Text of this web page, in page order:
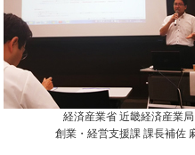
経済産業省 近畿経済産業
創業・経営支援課 課長補佐